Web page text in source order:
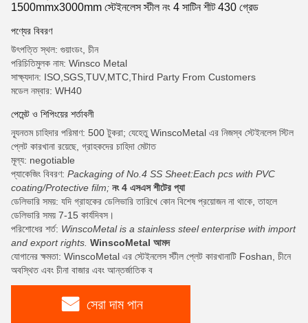
1500mmx3000mm স্টেইনলেস স্টীল নং 4 সাটিন শীট 430 গ্রেড
পণ্যের বিবরণ
উৎপত্তি স্থল: গুয়াংডং, চীন
পরিচিতিমুলক নাম: Winsco Metal
সাক্ষ্যদান: ISO,SGS,TUV,MTC,Third Party From Customers
মডেল নম্বার: WH40
পেমেন্ট ও শিপিংয়ের শর্তাবলী
ন্যূনতম চাহিদার পরিমাণ: 500 টুকরা; যেহেতু WinscoMetal এর নিজস্ব স্টেইনলেস স্টিল
প্লেট কারখানা রয়েছে, গ্রাহকদের চাহিদা মেটাত
মূল্য: negotiable
প্যাকেজিং বিবরণ: Packaging of No.4 SS Sheet:Each pcs with PVC
coating/Protective film; নং 4 এসএস শীটের প্যা
ডেলিভারি সময়: যদি গ্রাহকের ডেলিভারি তারিখে কোন বিশেষ প্রয়োজন না থাকে, তাহলে
ডেলিভারি সময় 7-15 কার্যদিবস।
পরিশোধের শর্ত: WinscoMetal is a stainless steel enterprise with import
and export rights. WinscoMetal আমদ
যোগানের ক্ষমতা: WinscoMetal এর স্টেইনলেস স্টীল প্লেট কারখানাটি Foshan, চীনে
অবস্থিত এবং চীনা বাজার এবং আন্তর্জাতিক ব
সেরা দাম পান